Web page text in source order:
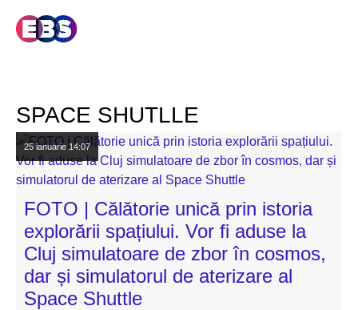
SPACE SHUTLLE
25 ianuarie14:07
FOTO | Călătorie unică prin istoria
explorării spațiului. Vor fi aduse la
Cluj simulatoare de zbor în cosmos,
dar și simulatorul de aterizare al
Space Shuttle